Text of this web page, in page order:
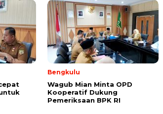
Bengkulu
Wagub Mian Minta OPD
Kooperatif Dukung
Pemeriksaan BPK RI